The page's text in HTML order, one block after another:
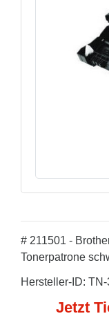
# 211501 -
Tonerpatrone
Hersteller-ID:
Jetzt